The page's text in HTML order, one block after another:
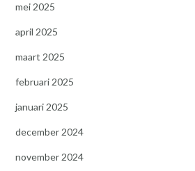
mei 2025
april 2025
maart 2025
februari 2025
januari 2025
december 2024
november 2024